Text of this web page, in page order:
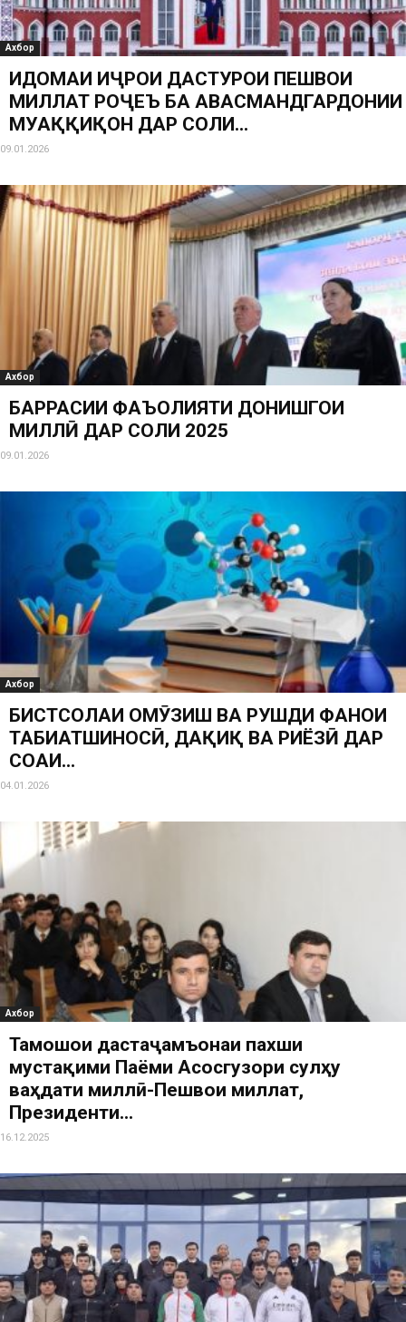
Ахбор
ИДОМАИ ИҶРОИ ДАСТУРҲОИ ПЕШВОИ
МИЛЛАТ РОҶЕЪ БА ҲАВАСМАНДГАРДОНИИ
МУҲАҚҚИҚОН ДАР СОЛИ...
09.01.2026
Ахбор
БАРРАСИИ ФАЪОЛИЯТИ ДОНИШГОҲИ
МИЛЛӢ ДАР СОЛИ 2025
09.01.2026
Ахбор
БИСТСОЛАИ ОМӮЗИШ ВА РУШДИ ФАНҲОИ
ТАБИАТШИНОСӢ, ДАҚИҚ ВА РИЁЗӢ ДАР
СОҲАИ...
04.01.2026
Ахбор
Тамошои дастаҷамъонаи пахши
мустақими Паёми Асосгузори сулҳу
ваҳдати миллӣ-Пешвои миллат,
Президенти...
16.12.2025